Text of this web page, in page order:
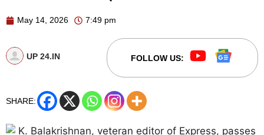
May 14, 2026 7:49 pm
UP 24.IN FOLLOW US:
SHARE: